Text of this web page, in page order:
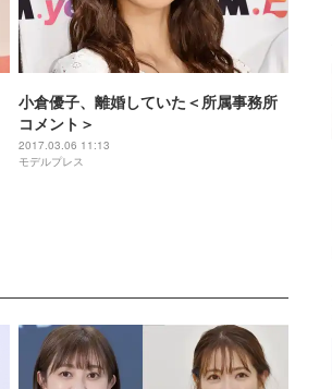
小倉優子、離婚していた＜所属事務所
コメント＞
2017.03.06 11:13
モデルプレス